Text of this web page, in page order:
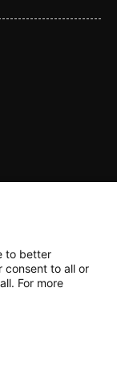
to better
consent to all or
For more